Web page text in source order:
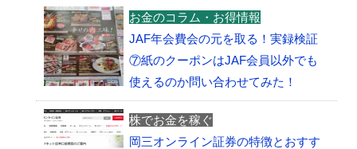
お金のコラム・お得情報
JAF年会費会の元を取る！実録検証
⑦紙のクーポンはJAF会員以外でも
使えるのか問い合わせてみた！
株でお金を稼ぐ
岡三オンライン証券の特徴とおすす